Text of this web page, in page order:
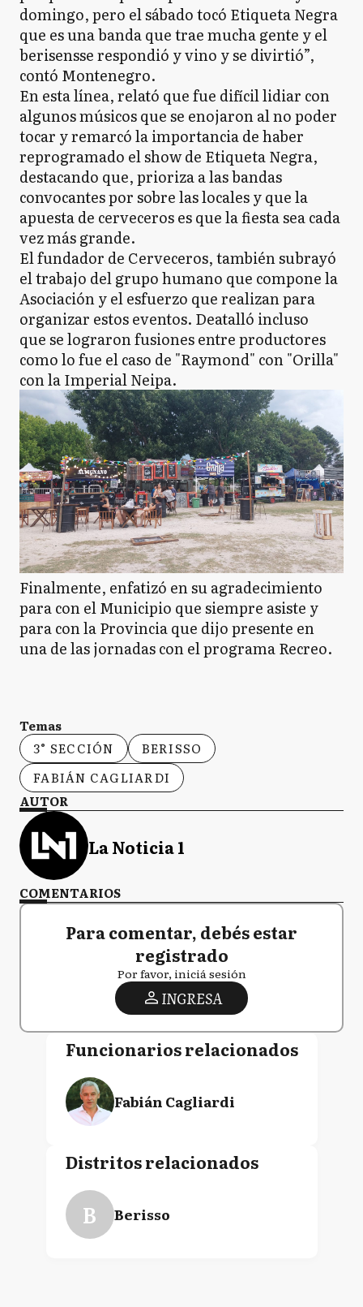
domingo, pero el sábado tocó Etiqueta Negra
que es una banda que trae mucha gente y el
berisensse respondió y vino y se divirtió”,
contó Montenegro.
En esta línea, relató que fue difícil lidiar con
algunos músicos que se enojaron al no poder
tocar y remarcó la importancia de haber
reprogramado el show de Etiqueta Negra,
destacando que, prioriza a las bandas
convocantes por sobre las locales y que la
apuesta de cerveceros es que la fiesta sea cada
vez más grande.
El fundador de Cerveceros, también subrayó
el trabajo del grupo humano que compone la
Asociación y el esfuerzo que realizan para
organizar estos eventos. Deatalló incluso
que se lograron fusiones entre productores
como lo fue el caso de "Raymond" con "Orilla"
con la Imperial Neipa.
Finalmente, enfatizó en su agradecimiento
para con el Municipio que siempre asiste y
para con la Provincia que dijo presente en
una de las jornadas con el programa Recreo.
Temas
3° SECCIÓN
BERISSO
FABIÁN CAGLIARDI
AUTOR
La Noticia 1
COMENTARIOS
Para comentar, debés estar
registrado
Por favor, iniciá sesión
INGRESA
Funcionarios relacionados
Fabián Cagliardi
Distritos relacionados
B Berisso